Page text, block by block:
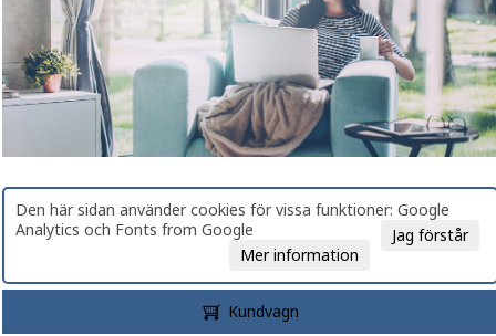
Den här sidan använder cookies för vissa funktioner: Google
Analytics och Fonts from Google
Jag förstår
Mer information
Kundvagn